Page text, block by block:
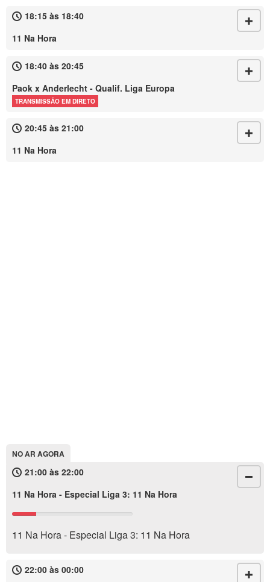
18:15 às 18:40
11 Na Hora
18:40 às 20:45
Paok x Anderlecht - Qualif. Liga Europa
TRANSMISSÃO EM DIRETO
20:45 às 21:00
11 Na Hora
NO AR AGORA
21:00 às 22:00
11 Na Hora - Especial Liga 3: 11 Na Hora
11 Na Hora - Especial Liga 3: 11 Na Hora
22:00 às 00:00